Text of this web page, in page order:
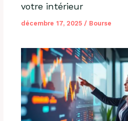
votre intérieur
décembre 17, 2025 / Bourse